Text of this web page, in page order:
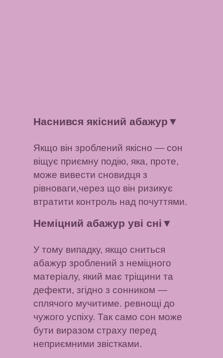
Наснився якісний абажур ▼
Якщо він зроблений якісно — сон
віщує приємну подію, яка, проте,
може вивести сновидця з
рівноваги,через що він ризикує
втратити контроль над почуттями.
Неміцний абажур уві сні ▼
У тому випадку, якщо сниться
абажур зроблений з неміцного
матеріалу, який має тріщини та
дефекти, згідно з сонником —
сплячого мучитиме. ревнощі до
чужого успіху. Так само сон може
бути виразом страху перед
неприємними звістками.